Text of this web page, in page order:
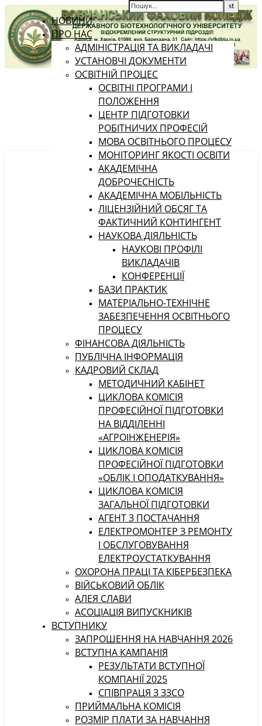
НОВИНИ
ПРО НАС
АДМІНІСТРАЦІЯ ТА ВИКЛАДАЧІ
УСТАНОВЧІ ДОКУМЕНТИ
ОСВІТНІЙ ПРОЦЕС
ОСВІТНІ ПРОГРАМИ І
ПОЛОЖЕННЯ
ЦЕНТР ПІДГОТОВКИ
РОБІТНИЧИХ ПРОФЕСІЙ
МОВА ОСВІТНЬОГО ПРОЦЕСУ
МОНІТОРИНГ ЯКОСТІ ОСВІТИ
АКАДЕМІЧНА
ДОБРОЧЕСНІСТЬ
АКАДЕМІЧНА МОБІЛЬНІСТЬ
ЛІЦЕНЗІЙНИЙ ОБСЯГ ТА
ФАКТИЧНИЙ КОНТИНГЕНТ
НАУКОВА ДІЯЛЬНІСТЬ
НАУКОВІ ПРОФІЛІ
ВИКЛАДАЧІВ
КОНФЕРЕНЦІЇ
БАЗИ ПРАКТИК
МАТЕРІАЛЬНО-ТЕХНІЧНЕ
ЗАБЕЗПЕЧЕННЯ ОСВІТНЬОГО
ПРОЦЕСУ
ФІНАНСОВА ДІЯЛЬНІСТЬ
ПУБЛІЧНА ІНФОРМАЦІЯ
КАДРОВИЙ СКЛАД
МЕТОДИЧНИЙ КАБІНЕТ
ЦИКЛОВА КОМІСІЯ
ПРОФЕСІЙНОЇ ПІДГОТОВКИ
НА ВІДДІЛЕННІ
«АГРОІНЖЕНЕРІЯ»
ЦИКЛОВА КОМІСІЯ
ПРОФЕСІЙНОЇ ПІДГОТОВКИ
«ОБЛІК І ОПОДАТКУВАННЯ»
ЦИКЛОВА КОМІСІЯ
ЗАГАЛЬНОЇ ПІДГОТОВКИ
АГЕНТ З ПОСТАЧАННЯ
ЕЛЕКТРОМОНТЕР З РЕМОНТУ
І ОБСЛУГОВУВАННЯ
ЕЛЕКТРОУСТАТКУВАННЯ
ОХОРОНА ПРАЦІ ТА КІБЕРБЕЗПЕКА
ВІЙСЬКОВИЙ ОБЛІК
АЛЕЯ СЛАВИ
АСОЦІАЦІЯ ВИПУСКНИКІВ
ВСТУПНИКУ
ЗАПРОШЕННЯ НА НАВЧАННЯ 2026
ВСТУПНА КАМПАНІЯ
РЕЗУЛЬТАТИ ВСТУПНОЇ
КОМПАНІЇ 2025
СПІВПРАЦЯ З ЗЗСО
ПРИЙМАЛЬНА КОМІСІЯ
РОЗМІР ПЛАТИ ЗА НАВЧАННЯ